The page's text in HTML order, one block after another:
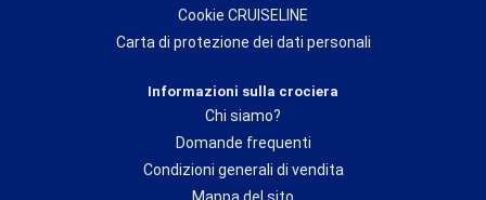
Cookie CRUISELINE
Carta di protezione dei dati personali
Informazioni sulla crociera
Chi siamo?
Domande frequenti
Condizioni generali di vendita